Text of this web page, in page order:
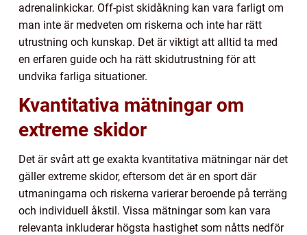
adrenalinkickar. Off-pist skidåkning kan vara farligt om
man inte är medveten om riskerna och inte har rätt
utrustning och kunskap. Det är viktigt att alltid ta med
en erfaren guide och ha rätt skidutrustning för att
undvika farliga situationer.
Kvantitativa mätningar om
extreme skidor
Det är svårt att ge exakta kvantitativa mätningar när det
gäller extreme skidor, eftersom det är en sport där
utmaningarna och riskerna varierar beroende på terräng
och individuell åkstil. Vissa mätningar som kan vara
relevanta inkluderar högsta hastighet som nåtts nedför